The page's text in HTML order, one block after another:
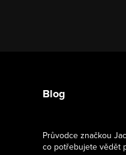
Blog
Průvodce značkou
co potřebujete vědět